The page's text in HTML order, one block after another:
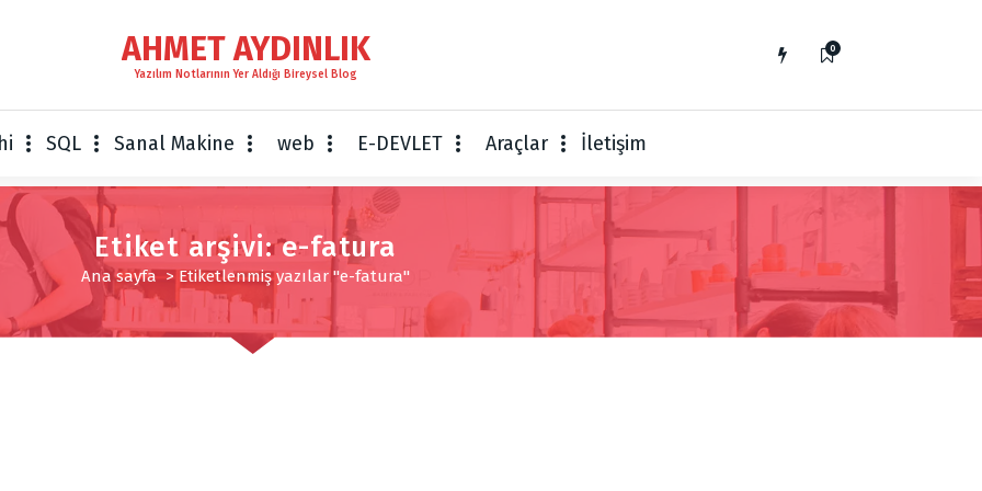
AHMET AYDINLIK
Yazılım Notlarının Yer Aldığı Bireysel Blog
0
SQL Sanal Makine web E-DEVLET Araçlar İletişim
Etiket arşivi: e-fatura
Ana sayfa>Etiketlenmiş yazılar "e-fatura"